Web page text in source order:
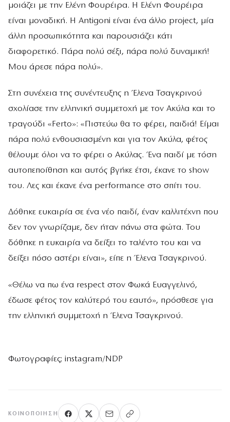
μοιάζει με την Ελένη Φουρέιρα. Η Ελένη Φουρέιρα
είναι μοναδική. Η Antigoni είναι ένα άλλο project, μία
άλλη προσωπικότητα και παρουσιάζει κάτι
διαφορετικό. Πάρα πολύ σέξι, πάρα πολύ δυναμική!
Μου άρεσε πάρα πολύ».
Στη συνέχεια της συνέντευξης η Έλενα Τσαγκρινού
σχολίασε την ελληνική συμμετοχή με τον Aκύλα και το
τραγούδι «Ferto»: «Πιστεύω θα το φέρει, παιδιά! Είμαι
πάρα πολύ ενθουσιασμένη και για τον Ακύλα, φέτος
θέλουμε όλοι να το φέρει ο Ακύλας. Ένα παιδί με τόση
αυτοπεποίθηση και αυτός βγήκε έτσι, έκανε το show
του. Λες και έκανε ένα performance στο σπίτι του.
Δόθηκε ευκαιρία σε ένα νέο παιδί, έναν καλλιτέχνη που
δεν τον γνωρίζαμε, δεν ήταν πάνω στα φώτα. Του
δόθηκε η ευκαιρία να δείξει το ταλέντο του και να
δείξει πόσο αστέρι είναι», είπε η Έλενα Τσαγκρινού.
«Θέλω να πω ένα respect στον Φωκά Ευαγγελινό,
έδωσε φέτος τον καλύτερό του εαυτό», πρόσθεσε για
την ελληνική συμμετοχή η Έλενα Τσαγκρινού.
Φωτογραφίες; instagram/NDP
ΚΟΙΝΟΠΟΊΗΣΗ